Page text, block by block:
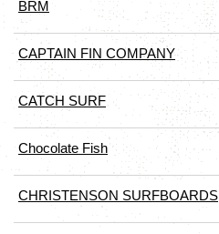
BRM
CAPTAIN FIN COMPANY
CATCH SURF
Chocolate Fish
CHRISTENSON SURFBOARDS